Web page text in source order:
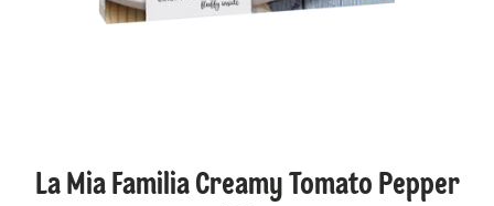
La Mia Familia Creamy Tomato Pepper